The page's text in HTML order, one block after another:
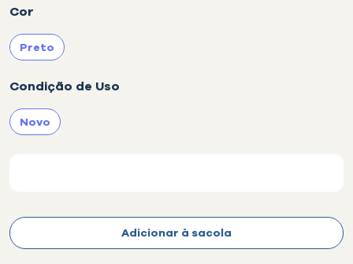
Cor
Preto
Condição de Uso
Novo
Disponibilidade:
Adicionar à sacola